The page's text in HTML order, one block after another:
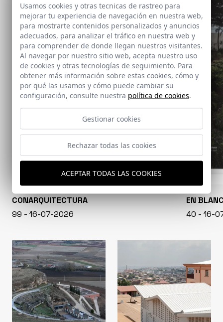
CONARQUITECTURA
99 - 16-07-2026
EN
40 - 16-
Usamos cookies y otras tecnicas de rastreo para
mejorar tu experiencia de navegación en nuestra web,
para mostrarte contenidos personalizados y anuncios
adecuados, para analizar el tráfico en nuestra web y
para comprender de donde llegan nuestros visitantes.
Al navegar por nuestro sitio web, acepta nuestro uso
de cookies y otras tecnologías de seguimiento. Para
obtener más información sobre estas cookies, cómo y
por qué las usamos y cómo puede cambiar su
configuración, consulte nuestra política de cookies.
Gestionar cookies
Rechazar todas las cookies
ACEPTAR TODAS LAS COOKIES